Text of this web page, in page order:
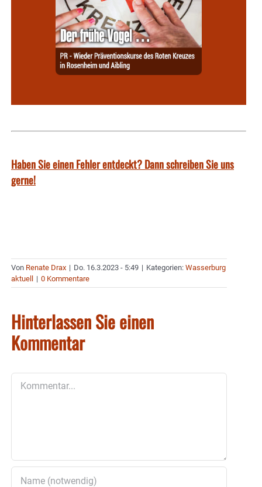
Haben Sie einen Fehler entdeckt? Dann schreiben Sie uns
gerne!
Von Renate Drax | Do. 16.3.2023 - 5:49 | Kategorien: Wasserburg
aktuell
| 0 Kommentare
Hinterlassen Sie einen
Kommentar